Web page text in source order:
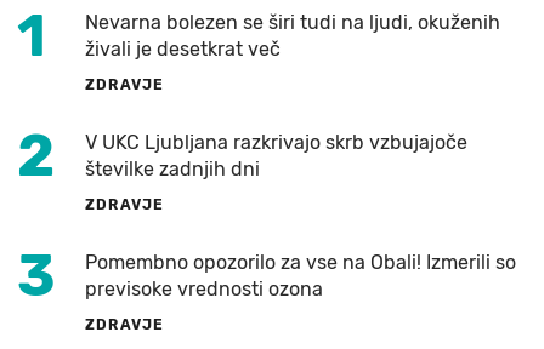
1
Nevarna bolezen se širi tudi na ljudi, okuženih
živali je desetkrat več
ZDRAVJE
2
V UKC Ljubljana razkrivajo skrb vzbujajoče
številke zadnjih dni
ZDRAVJE
3
Pomembno opozorilo za vse na Obali! Izmerili so
previsoke vrednosti ozona
ZDRAVJE